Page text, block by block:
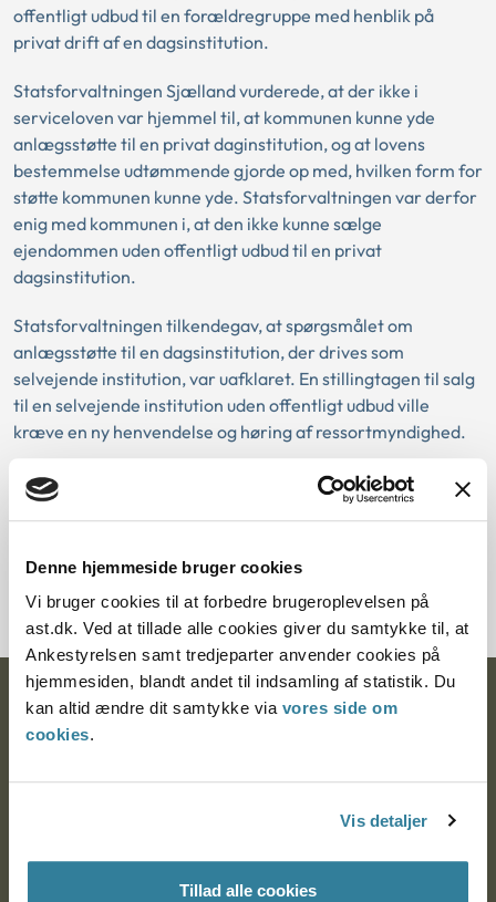
Denne hjemmeside bruger cookies
Vi bruger cookies til at forbedre brugeroplevelsen på
ast.dk. Ved at tillade alle cookies giver du samtykke til, at
Ankestyrelsen samt tredjeparter anvender cookies på
hjemmesiden, blandt andet til indsamling af statistik. Du
kan altid ændre dit samtykke via vores side om
cookies.
Vis detaljer
Tillad alle cookies
offentligt udbud til en forældregruppe med henblik på
privat drift af en dagsinstitution.
Statsforvaltningen Sjælland vurderede, at der ikke i
serviceloven var hjemmel til, at kommunen kunne yde
anlægsstøtte til en privat daginstitution, og at lovens
bestemmelse udtømmende gjorde op med, hvilken form for
støtte kommunen kunne yde. Statsforvaltningen var derfor
enig med kommunen i, at den ikke kunne sælge
ejendommen uden offentligt udbud til en privat
dagsinstitution.
Statsforvaltningen tilkendegav, at spørgsmålet om
anlægsstøtte til en dagsinstitution, der drives som
selvejende institution, var uafklaret. En stillingtagen til salg
til en selvejende institution uden offentligt udbud ville
kræve en ny henvendelse og høring af ressortmyndighed.
Download PDF
Ankestyrelsen